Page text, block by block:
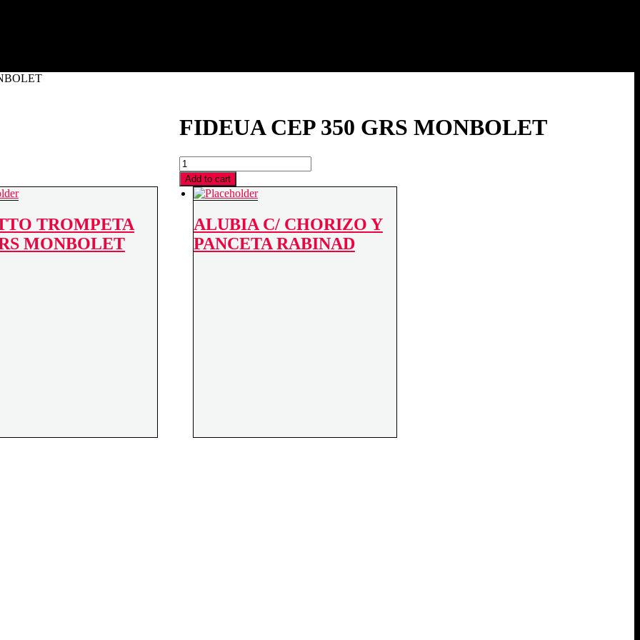
FIDEUA CEP 350 GRS MONBOLET
FIDEUA
CEP
350
GRS
quantity
Add to cart
TROMPETA
MONBOLET
ALUBIA C/ CHORIZO Y
PANCETA RABINAD